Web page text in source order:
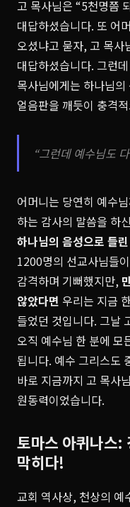
고 목사님은 “5천명쯤
대답하셨습니다. 또 어
오셨냐고 묻자, 고 목
대답하셨습니다. 그런
목사님에게는 하나님
얼음판을 깨듯이 충격
“그런데 예수님도
어머니는 당연히 예수
하는 감사의 말씀을 하
하나님의 음성으로 들
1200명의 선교사님들
감격하며 기뻐했지만,
않았다면 우리는 지금
들었던 것입니다. 그날
오직 예수님 한 분에 모
됩니다. 예수 그리스도
바로 지금까지 고 목사
원동력이었습니다.
토마스 아퀴나스:
막히다!
교회 역사상, 천상의 예